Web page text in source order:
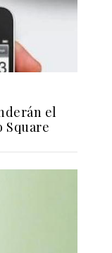
el